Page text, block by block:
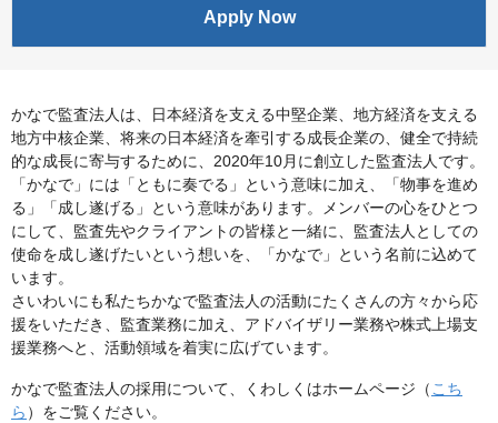
Apply Now
かなで監査法人は、日本経済を支える中堅企業、地方経済を支える
地方中核企業、将来の日本経済を牽引する成長企業の、健全で持続
的な成長に寄与するために、2020年10月に創立した監査法人です。
「かなで」には「ともに奏でる」という意味に加え、「物事を進め
る」「成し遂げる」という意味があります。メンバーの心をひとつ
にして、監査先やクライアントの皆様と一緒に、監査法人としての
使命を成し遂げたいという想いを、「かなで」という名前に込めて
います。
さいわいにも私たちかなで監査法人の活動にたくさんの方々から応
援をいただき、監査業務に加え、アドバイザリー業務や株式上場支
援業務へと、活動領域を着実に広げています。
かなで監査法人の採用について、くわしくはホームページ（こち
ら ）をご覧ください。